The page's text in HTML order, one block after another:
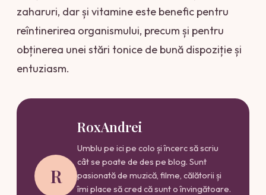
zaharuri, dar și vitamine este benefic pentru
reîntinerirea organismului, precum și pentru
obținerea unei stări tonice de bună dispoziție și
entuziasm.
R
RoxAndrei
Umblu pe ici pe colo și încerc să scriu
cât se poate de des pe blog. Sunt
pasionată de muzică, filme, călătorii și
îmi place să cred că sunt o învingătoare.